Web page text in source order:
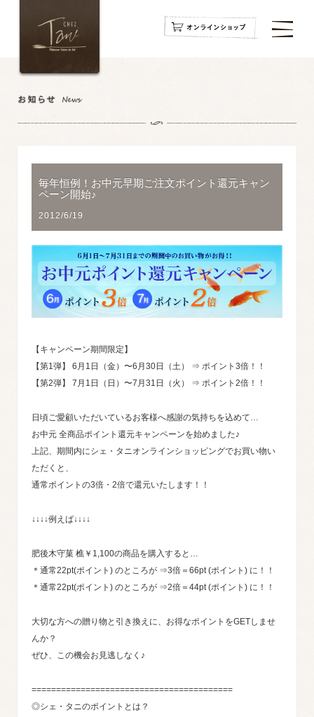
navigation
navigation
navigation
毎年恒例！お中元早期ご注文ポイント還元キャン
ペーン開始♪
2012/6/19
【キャンペーン期間限定】
【第1弾】 6月1日（金）〜6月30日（土） ⇒ ポイント3倍！！
【第2弾】 7月1日（日）〜7月31日（火） ⇒ ポイント2倍！！
日頃ご愛顧いただいているお客様へ感謝の気持ちを込めて…
お中元 全商品ポイント還元キャンペーンを始めました♪
上記、期間内にシェ・タニオンラインショッピングでお買い物い
ただくと、
通常ポイントの3倍・2倍で還元いたします！！
↓↓↓↓例えば↓↓↓↓
肥後木守菓 樵￥1,100の商品を購入すると…
＊通常22pt(ポイント) のところが ⇒3倍＝66pt (ポイント) に！！
＊通常22pt(ポイント) のところが ⇒2倍＝44pt (ポイント) に！！
大切な方への贈り物と引き換えに、お得なポイントをGETしませ
んか？
ぜひ、この機会お見逃しなく♪
=========================================
◎シェ・タニのポイントとは？